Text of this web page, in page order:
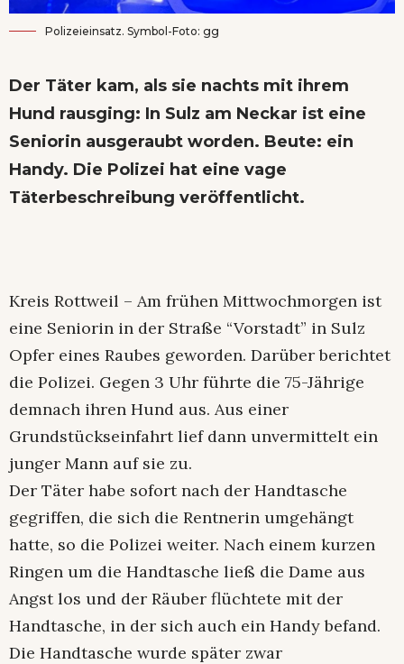
Polizeieinsatz. Symbol-Foto: gg
Der Täter kam, als sie nachts mit ihrem
Hund rausging: In Sulz am Neckar ist eine
Seniorin ausgeraubt worden. Beute: ein
Handy. Die Polizei hat eine vage
Täterbeschreibung veröffentlicht.
Kreis Rottweil – Am frühen Mittwochmorgen ist
eine Seniorin in der Straße “Vorstadt” in Sulz
Opfer eines Raubes geworden. Darüber berichtet
die Polizei. Gegen 3 Uhr führte die 75-Jährige
demnach ihren Hund aus. Aus einer
Grundstückseinfahrt lief dann unvermittelt ein
junger Mann auf sie zu.
Der Täter habe sofort nach der Handtasche
gegriffen, die sich die Rentnerin umgehängt
hatte, so die Polizei weiter. Nach einem kurzen
Ringen um die Handtasche ließ die Dame aus
Angst los und der Räuber flüchtete mit der
Handtasche, in der sich auch ein Handy befand.
Die Handtasche wurde später zwar